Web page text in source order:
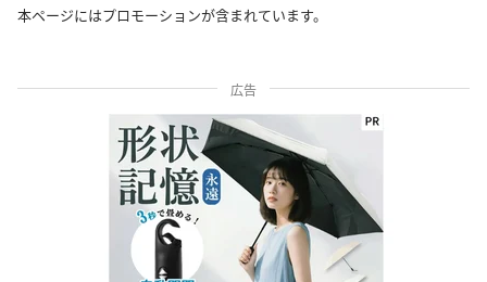
本ページにはプロモーションが含まれています。
広告